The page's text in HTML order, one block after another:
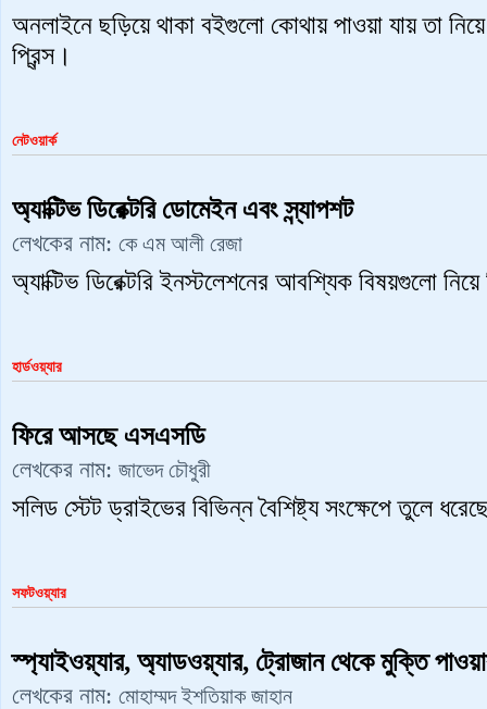
অনলাইনে ছড়িয়ে থাকা বইগুলো কোথায় পাওয়া যায় তা
প্রিন্স।
নেটওয়ার্ক
অ্যাক্টিভ ডিরেক্টরি ডোমেইন এবং স্ন্যাপশট
লেখকের নাম: কে এম আলী রেজা
অ্যাক্টিভ ডিরেক্টরি ইনস্টলেশনের আবশ্যিক বিষয়গুলো
হার্ডওয়্যার
ফিরে আসছে এসএসডি
লেখকের নাম: জাভেদ চৌধুরী
সলিড স্টেট ড্রাইভের বিভিন্ন বৈশিষ্ট্য সংক্ষেপে তুলে
সফটওয়্যার
স্প্যাইওয়্যার, অ্যাডওয়্যার, ট্রোজান থেকে মুক্তি
লেখকের নাম: মোহাম্মদ ইশতিয়াক জাহান